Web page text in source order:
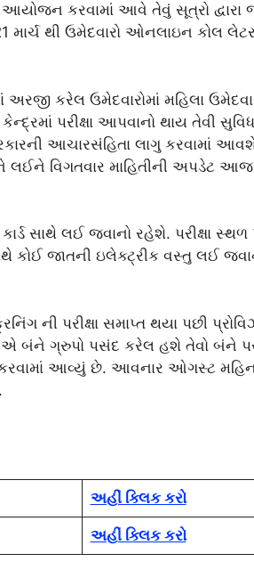
આયોજન કરવામાં આવે તેવું સૂત્રો દ્વારા
માર્ચ થી ઉમેદવારો ઓનલાઇન કોલ
કરેલ ઉમેદવારોમાં મહિલા
પરીક્ષા આપવાનો થાય તેવી
આચારસંહિતા લાગુ કરવામાં
લઈને વિગતવાર માહિતીની અપડેટ
સાથે લઈ જવાનો રહેશે. પરીક્ષા સ્થળ
કોઈ જાતની ઇલેક્ટ્રીક વસ્તુ લઈ
ની પરીક્ષા સમાપ્ત થયા પછી
બંને ગ્રુપો પસંદ કરેલ હશે તેવો બંને
આવ્યું છે. આવનાર ઓગસ્ટ
અહીં ક્લિક કરો
અહીં ક્લિક કરો